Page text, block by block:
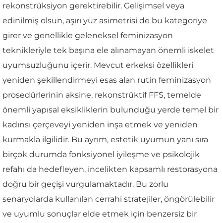
rekonstrüksiyon gerektirebilir. Gelişimsel veya
edinilmiş olsun, aşırı yüz asimetrisi de bu kategoriye
girer ve genellikle geleneksel feminizasyon
teknikleriyle tek başına ele alınamayan önemli iskelet
uyumsuzluğunu içerir. Mevcut erkeksi özellikleri
yeniden şekillendirmeyi esas alan rutin feminizasyon
prosedürlerinin aksine, rekonstrüktif FFS, temelde
önemli yapısal eksikliklerin bulunduğu yerde temel bir
kadınsı çerçeveyi yeniden inşa etmek ve yeniden
kurmakla ilgilidir. Bu ayrım, estetik uyumun yanı sıra
birçok durumda fonksiyonel iyileşme ve psikolojik
refahı da hedefleyen, incelikten kapsamlı restorasyona
doğru bir geçişi vurgulamaktadır. Bu zorlu
senaryolarda kullanılan cerrahi stratejiler, öngörülebilir
ve uyumlu sonuçlar elde etmek için benzersiz bir